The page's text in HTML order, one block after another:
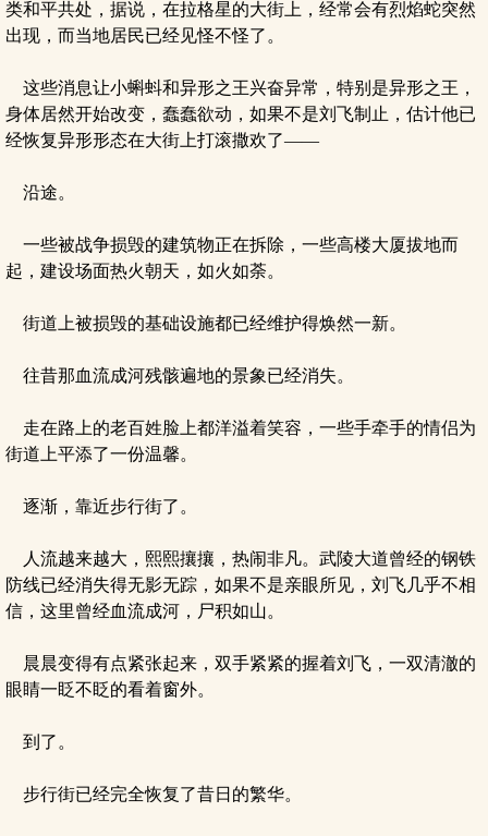
类和平共处，据说，在拉格星的大街上，经常会有烈焰蛇突然
出现，而当地居民已经见怪不怪了。
这些消息让小蝌蚪和异形之王兴奋异常，特别是异形之王，
身体居然开始改变，蠢蠢欲动，如果不是刘飞制止，估计他已
经恢复异形形态在大街上打滚撒欢了——
沿途。
一些被战争损毁的建筑物正在拆除，一些高楼大厦拔地而
起，建设场面热火朝天，如火如荼。
街道上被损毁的基础设施都已经维护得焕然一新。
往昔那血流成河残骸遍地的景象已经消失。
走在路上的老百姓脸上都洋溢着笑容，一些手牵手的情侣为
街道上平添了一份温馨。
逐渐，靠近步行街了。
人流越来越大，熙熙攘攘，热闹非凡。武陵大道曾经的钢铁
防线已经消失得无影无踪，如果不是亲眼所见，刘飞几乎不相
信，这里曾经血流成河，尸积如山。
晨晨变得有点紧张起来，双手紧紧的握着刘飞，一双清澈的
眼睛一眨不眨的看着窗外。
到了。
步行街已经完全恢复了昔日的繁华。